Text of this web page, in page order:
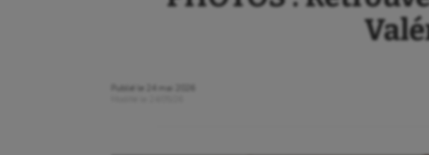
Publié le
24 mai 2026